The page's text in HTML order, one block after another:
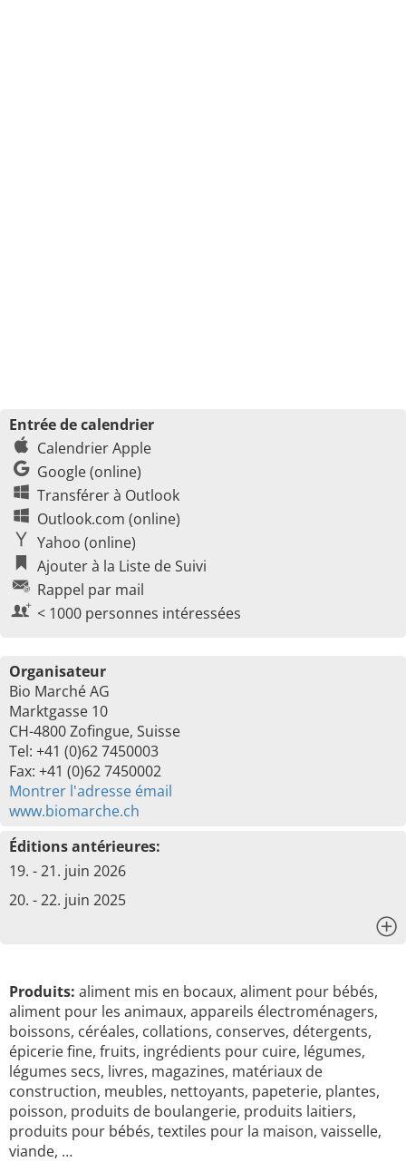
Entrée de calendrier
Calendrier Apple
Google (online)
Transférer à Outlook
Outlook.com (online)
Yahoo (online)
Ajouter à la Liste de Suivi
Rappel par mail
< 1000 personnes intéressées
Organisateur
Bio Marché AG
Marktgasse 10
CH-4800 Zofingue, Suisse
Tel: +41 (0)62 7450003
Fax: +41 (0)62 7450002
Montrer l'adresse émail
www.biomarche.ch
Éditions antérieures:
19. - 21. juin 2026
20. - 22. juin 2025
Produits: aliment mis en bocaux, aliment pour bébés,
aliment pour les animaux, appareils électroménagers,
boissons, céréales, collations, conserves, détergents,
épicerie fine, fruits, ingrédients pour cuire, légumes,
légumes secs, livres, magazines, matériaux de
construction, meubles, nettoyants, papeterie, plantes,
poisson, produits de boulangerie, produits laitiers,
produits pour bébés, textiles pour la maison, vaisselle,
viande, …